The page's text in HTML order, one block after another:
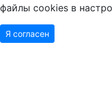
файлы cookies в
Я согласен